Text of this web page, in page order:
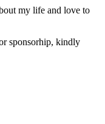
my life and love to
sponsorhip, kindly